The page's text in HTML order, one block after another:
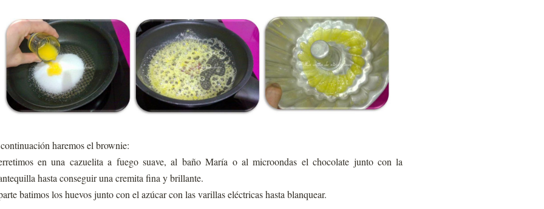
haremos el brownie:
en una cazuelita a fuego suave, al baño María o al microondas el chocolate junto con la
hasta conseguir una cremita fina y brillante.
batimos los huevos junto con el azúcar con las varillas eléctricas hasta blanquear.